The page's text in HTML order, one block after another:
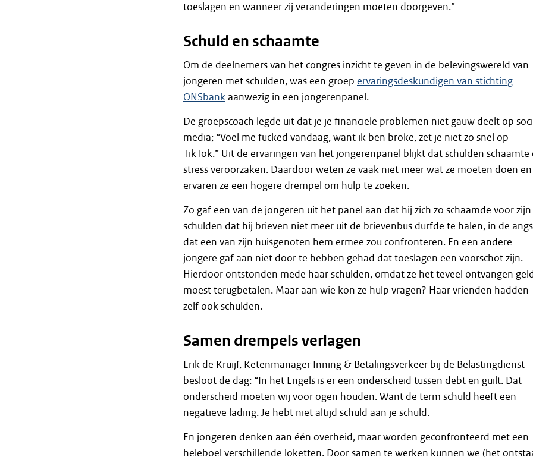
toeslagen en wanneer zij veranderingen moeten doorgeven.”
Schuld en schaamte
Om de deelnemers van het congres inzicht te geven in de belevingswereld van
jongeren met schulden, was een groep ervaringsdeskundigen van stichting
ONSbankaanwezig in een jongerenpanel.
De groepscoach legde uit dat je je financiële problemen niet gauw deelt op
media; “Voel me fucked vandaag, want ik ben broke, zet je niet zo snel op
TikTok.” Uit de ervaringen van het jongerenpanel blijkt dat schulden schaamte
stress veroorzaken. Daardoor weten ze vaak niet meer wat ze moeten doen en
ervaren ze een hogere drempel om hulp te zoeken.
Zo gaf een van de jongeren uit het panel aan dat hij zich zo schaamde voor zijn
schulden dat hij brieven niet meer uit de brievenbus durfde te halen, in de
dat een van zijn huisgenoten hem ermee zou confronteren. En een andere
jongere gaf aan niet door te hebben gehad dat toeslagen een voorschot zijn.
Hierdoor ontstonden mede haar schulden, omdat ze het teveel ontvangen
moest terugbetalen. Maar aan wie kon ze hulp vragen? Haar vrienden hadden
zelf ook schulden.
Samen drempels verlagen
Erik de Kruijf, Ketenmanager Inning & Betalingsverkeer bij de Belastingdienst
besloot de dag: “In het Engels is er een onderscheid tussen debt en guilt. Dat
onderscheid moeten wij voor ogen houden. Want de term schuld heeft een
negatieve lading. Je hebt niet altijd schuld aan je schuld.
En jongeren denken aan één overheid, maar worden geconfronteerd met een
heleboel verschillende loketten. Door samen te werken kunnen we (het